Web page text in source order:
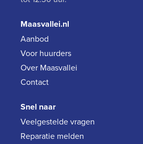
Maasvallei.nl
Aanbod
Voor huurders
Over Maasvallei
Contact
Snel naar
Veelgestelde vragen
Reparatie melden